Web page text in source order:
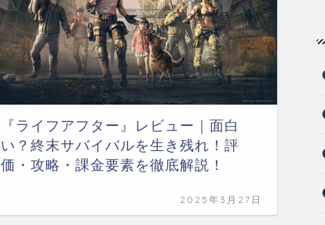
『ライフアフター』レビュー｜面白
い？終末サバイバルを生き残れ！評
価・攻略・課金要素を徹底解説！
2025年3月27日